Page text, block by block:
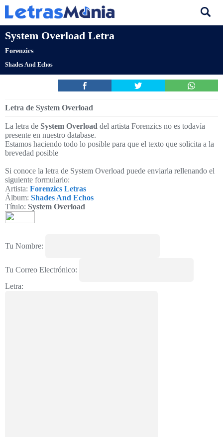
System Overload Letra
Forenzics
Shades And Echos
Letra de System Overload
La letra de System Overload del artista Forenzics no es todavía
presente en nuestro database.
Estamos haciendo todo lo posible para que el texto que solicita a la
brevedad posible
Si conoce la letra de System Overload puede enviarla rellenando el
siguiente formulario:
Artista: Forenzics Letras
Álbum: Shades And Echos
Título: System Overload
Tu Nombre:
Tu Correo Electrónico:
Letra: